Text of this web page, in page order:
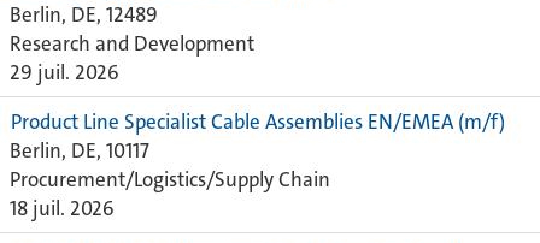
Berlin, DE, 12489
Research and Development
29 juil. 2026
Product Line Specialist Cable Assemblies EN/EMEA (m/f)
Berlin, DE, 10117
Procurement/Logistics/Supply Chain
18 juil. 2026